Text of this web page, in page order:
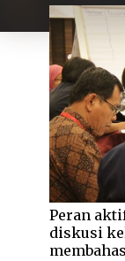
Peran
diskusi